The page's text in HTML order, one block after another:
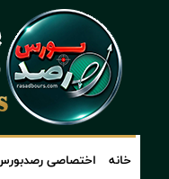
خانه اختصاصی